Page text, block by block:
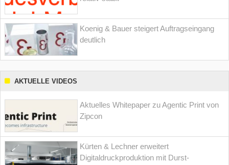
Koenig & Bauer steigert Auftragseingang
deutlich
AKTUELLE VIDEOS
Aktuelles Whitepaper zu Agentic Print von
Zipcon
Kürten & Lechner erweitert
Digitaldruckproduktion mit Durst-